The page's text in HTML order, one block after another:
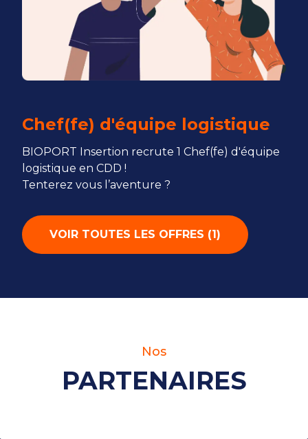
Chef(fe) d'équipe logistique
BIOPORT Insertion recrute 1 Chef(fe) d'équipe
logistique en CDD !
Tenterez vous l’aventure ?
VOIR TOUTES LES OFFRES (1 )
Nos
PARTENAIRES